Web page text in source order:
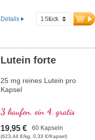
Details
Lutein forte
25 mg reines Lutein pro
Kapsel
3 kaufen, ein 4. gratis
19,95 € 60 Kapseln
(623,44 €/kg, 0,33 €/Kapsel)